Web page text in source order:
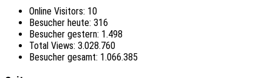
Online Visitors: 10
Besucher heute: 316
Besucher gestern: 1.498
Total Views: 3.028.760
Besucher gesamt: 1.066.385